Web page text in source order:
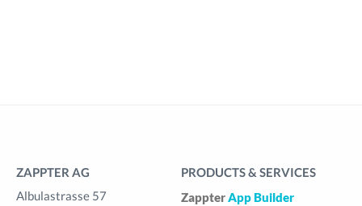
ZAPPTER AG
Albulastrasse 57
PRODUCTS & SERVICES
ZappterApp Builder